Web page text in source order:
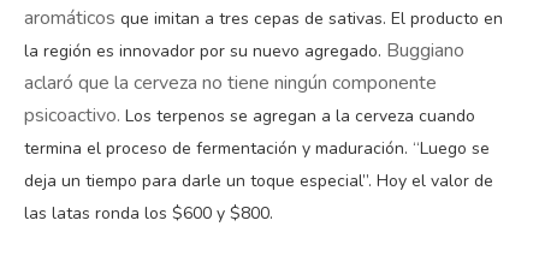
aromáticos que imitan a tres cepas de sativas. El producto en
la región es innovador por su nuevo agregado. Buggiano
aclaró que la cerveza no tiene ningún componente
psicoactivo. Los terpenos se agregan a la cerveza cuando
termina el proceso de fermentación y maduración. “Luego se
deja un tiempo para darle un toque especial”. Hoy el valor de
las latas ronda los $600 y $800.